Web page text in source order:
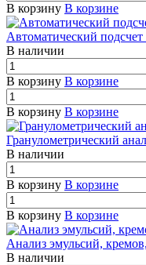
В корзину В корзине
Автоматический
В наличии
В корзину В корзине
В корзину В корзине
Гранулометрический
В наличии
В корзину В корзине
В корзину В корзине
Анализ эмульсий,
В наличии